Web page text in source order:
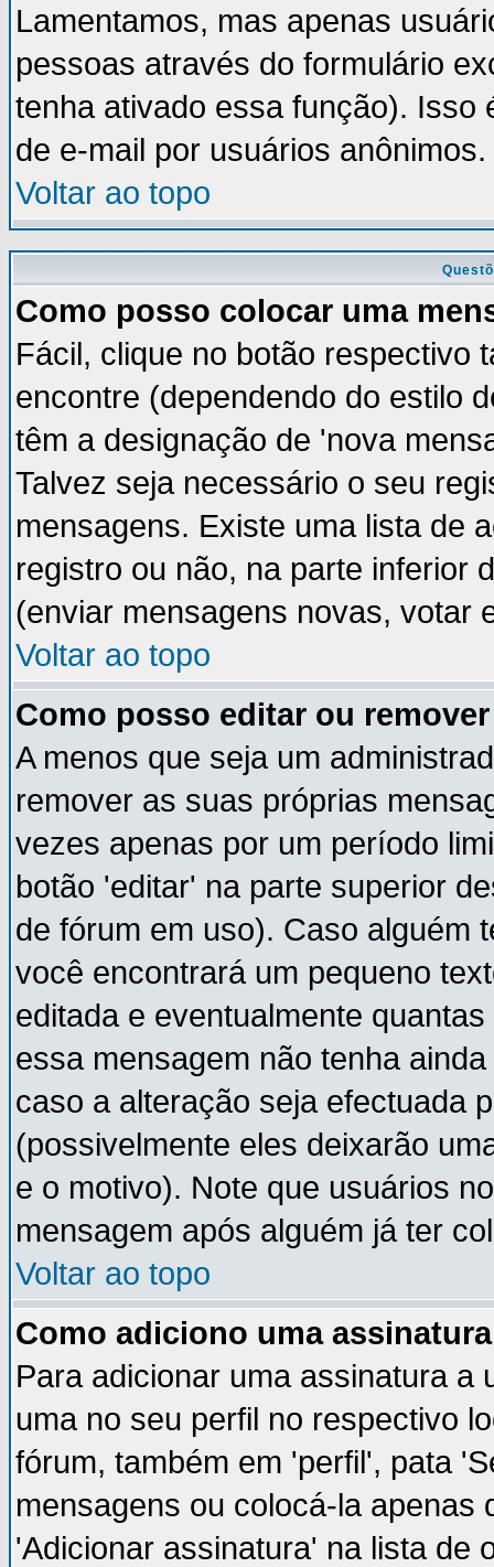
Lamentamos, mas apenas
pessoas através do formulário
tenha ativado essa função). Isso
de e-mail por usuários anônimos.
Voltar ao topo
Como posso colocar uma
Fácil, clique no botão respectivo
encontre (dependendo do estilo
têm a designação de 'nova
Talvez seja necessário o seu
mensagens. Existe uma lista de
registro ou não, na parte inferior
(enviar mensagens novas, votar
Voltar ao topo
Como posso editar ou
A menos que seja um
remover as suas próprias
vezes apenas por um período
botão 'editar' na parte superior
de fórum em uso). Caso alguém
você encontrará um pequeno
editada e eventualmente
essa mensagem não tenha
caso a alteração seja efectuada
(possivelmente eles deixarão
e o motivo). Note que usuários
mensagem após alguém já ter
Voltar ao topo
Como adiciono uma
Para adicionar uma assinatura a
uma no seu perfil no respectivo
fórum, também em 'perfil', pata
mensagens ou colocá-la apenas
'Adicionar assinatura' na lista de